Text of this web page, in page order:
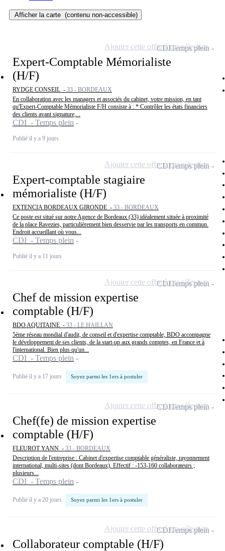
Afficher la carte (contenu non-accessible)
Expert-Comptable Mémorialiste
(H/F)
RYDGE CONSEIL - 33 - BORDEAUX
En collaboration avec les managers et associés du cabinet, votre mission, en tant
qu'Expert-Comptable Mémorialiste F/H consiste à : * Contrôler les états financiers
des clients avant signature,...
CDI - Temps plein
Publié il y a 9 jours
CDITemps plein
Ajouter cette offre à ma sélection
Expert-comptable stagiaire
mémorialiste (H/F)
EXTENCIA BORDEAUX GIRONDE - 33 - BORDEAUX
Ce poste est situé sur notre Agence de Bordeaux (33) idéalement située à proximité
de la place Ravezies, particulièrement bien desservie par les transports en commun.
Endroit accueillant où vous...
CDI - Temps plein
Publié il y a 11 jours
CDITemps plein
Ajouter cette offre à ma sélection
Chef de mission expertise
comptable (H/F)
BDO AQUITAINE - 33 - LE HAILLAN
5ème réseau mondial d'audit, de conseil et d'expertise comptable, BDO accompagne
le développement de ses clients, de la start-up aux grands comptes, en France et à
l'international. Bien plus qu'un...
CDI - Temps plein
Publié il y a 17 jours Soyez parmi les 1ers à postuler
CDITemps plein
Ajouter cette offre à ma sélection
Chef(fe) de mission expertise
comptable (H/F)
FLEUROT YANN - 33 - BORDEAUX
Description de l'entreprise : Cabinet d'expertise comptable généraliste, rayonnement
international, multi-sites (dont Bordeaux). Effectif : -153-160 collaborateurs ;
plusieurs...
CDI - Temps plein
Publié il y a 20 jours Soyez parmi les 1ers à postuler
CDITemps plein
Ajouter cette offre à ma sélection
Collaborateur comptable (H/F)
CDITemps plein
Ajouter cette offre à ma sélection